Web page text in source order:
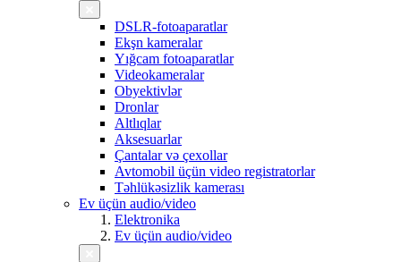
DSLR-fotoaparatlar
Ekşn kameralar
Yığcam fotoaparatlar
Videokameralar
Obyektivlər
Dronlar
Altlıqlar
Aksesuarlar
Çantalar və çexollar
Avtomobil üçün video registratorlar
Təhlükəsizlik kamerası
Ev üçün audio/video
Elektronika
Ev üçün audio/video